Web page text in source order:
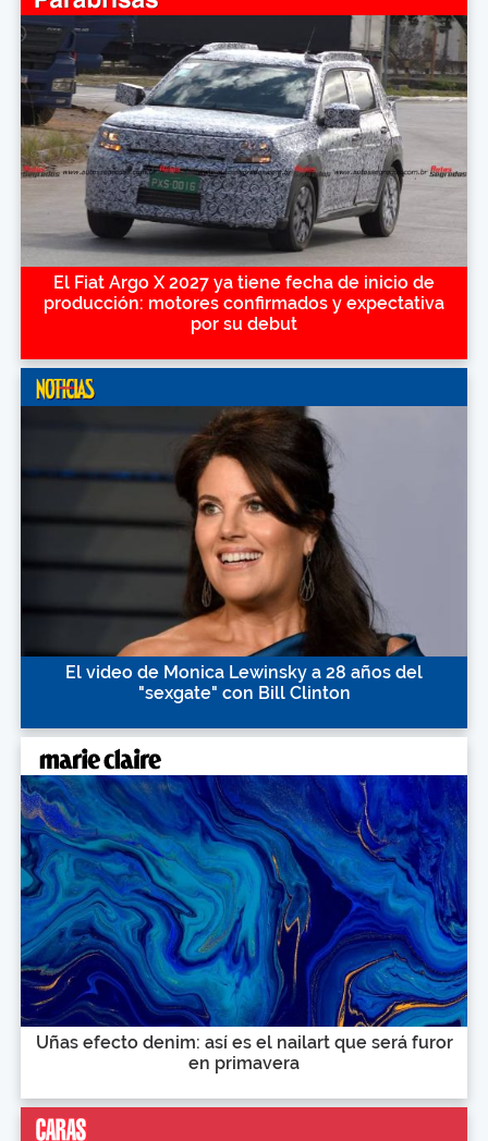
El Fiat Argo X 2027 ya tiene fecha de inicio de
producción: motores confirmados y expectativa
por su debut
El video de Monica Lewinsky a 28 años del
"sexgate" con Bill Clinton
Uñas efecto denim: así es el nailart que será furor
en primavera